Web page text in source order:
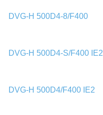
DVG-H 500D4-8/F400
DVG-H 500D4-S/F400 IE2
DVG-H 500D4/F400 IE2